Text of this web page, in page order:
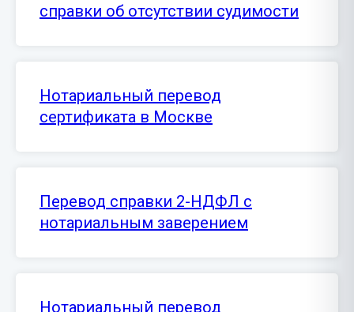
справки об отсутствии судимости
Нотариальный перевод
сертификата в Москве
Перевод справки 2-НДФЛ с
нотариальным заверением
Нотариальный перевод